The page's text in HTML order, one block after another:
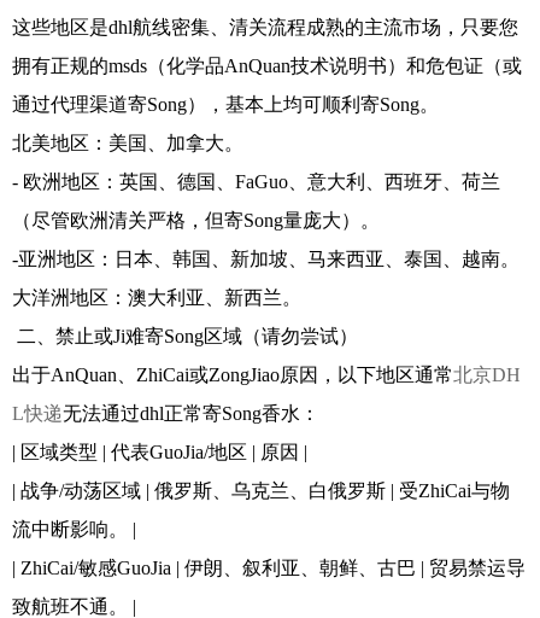
这些地区是dhl航线密集、清关流程成熟的主流市场，只要您
拥有正规的msds（化学品AnQuan技术说明书）和危包证（或
通过代理渠道寄Song），基本上均可顺利寄Song。
北美地区：美国、加拿大。
- 欧洲地区：英国、德国、FaGuo、意大利、西班牙、荷兰
（尽管欧洲清关严格，但寄Song量庞大）。
-亚洲地区：日本、韩国、新加坡、马来西亚、泰国、越南。
大洋洲地区：澳大利亚、新西兰。
二、禁止或Ji难寄Song区域（请勿尝试）
出于AnQuan、ZhiCai或ZongJiao原因，以下地区通常北京DH
L快递无法通过dhl正常寄Song香水：
| 区域类型 | 代表GuoJia/地区 | 原因 |
| 战争/动荡区域 | 俄罗斯、乌克兰、白俄罗斯 | 受ZhiCai与物
流中断影响。 |
| ZhiCai/敏感GuoJia | 伊朗、叙利亚、朝鲜、古巴 | 贸易禁运导
致航班不通。 |